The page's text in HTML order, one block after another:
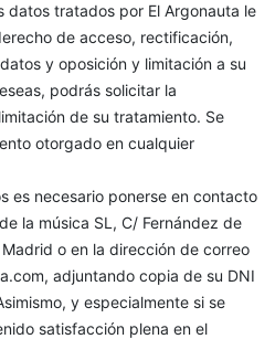
datos tratados por El Argonauta le
de acceso, rectificación,
y oposición y limitación a su
podrás solicitar la
de su tratamiento. Se
otorgado en cualquier
es necesario ponerse en contacto
la música SL, C/ Fernández de
o en la dirección de correo
adjuntando copia de su DNI
y especialmente si se
satisfacción plena en el